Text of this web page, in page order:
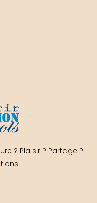
? Plaisir ? Partage ?